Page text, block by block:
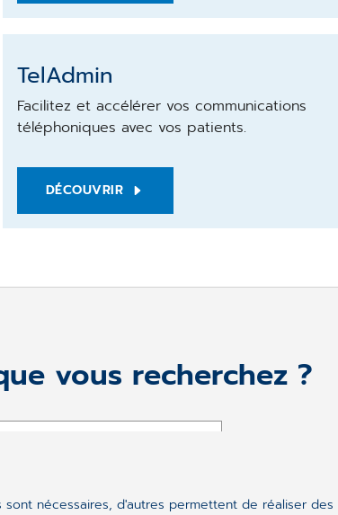
TelAdmin
Facilitez et accélérer vos communications
téléphoniques avec vos patients.
DÉCOUVRIR
vous recherchez ?
nécessaires, d'autres permettent de réaliser